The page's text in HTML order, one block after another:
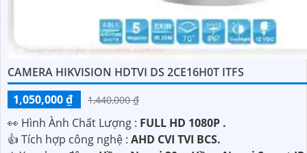
CAMERA HIKVISION HDTVI DS 2CE16H0T ITFS
1,050,000 ₫
1,440,000 ₫
️👀 Hình Ành Chất Lượng : FULL HD 1080P .
👍 Tích hợp công nghệ : AHD CVI TVI BCS.